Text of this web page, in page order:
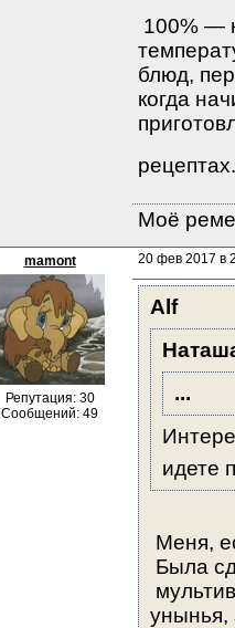
100% —
блюд,
когда
Моё
mamont
Репутация: 30
Сообщений: 49
20 фев 2017 в
Alf
...
идете
Меня,
Была
унынья,